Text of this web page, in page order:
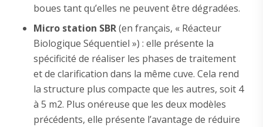
boues tant qu’elles ne peuvent être dégradées.
Micro station SBR(en français, « Réacteur
Biologique Séquentiel ») : elle présente la
spécificité de réaliser les phases de traitement
et de clarification dans la même cuve. Cela rend
la structure plus compacte que les autres, soit 4
à 5 m2. Plus onéreuse que les deux modèles
précédents, elle présente l’avantage de réduire